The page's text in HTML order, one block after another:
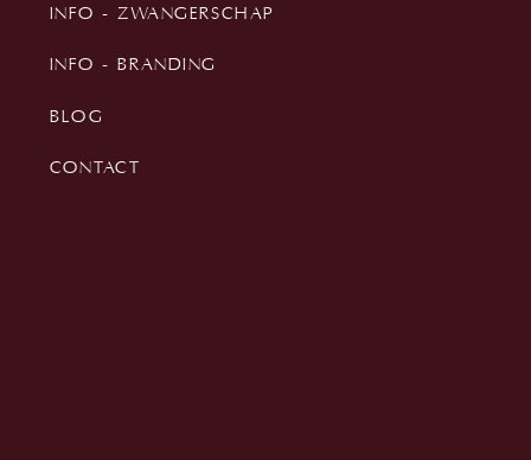
CONTACT
INFO - ZWANGERSCHAP
BLOG
INFO - BRANDING